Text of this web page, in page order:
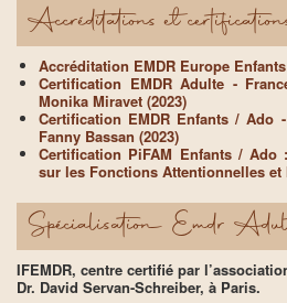
Accréditations et
Accréditation EMDR Europe
Certification EMDR Adulte -
Monika Miravet (2023)
Certification EMDR Enfants / Ado
Fanny Bassan (2023)
Certification PiFAM Enfants / Ado
sur les Fonctions Attentionnelles et
Spécialisation Emdr
IFEMDR, centre certifié par
Dr. David Servan-Schreiber, à Paris.